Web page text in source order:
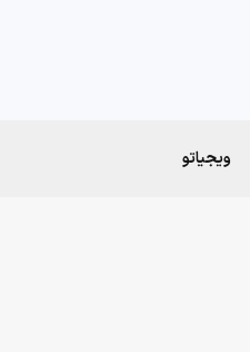
ویجیاتو